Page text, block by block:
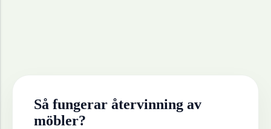
Så fungerar återvinning av
möbler?